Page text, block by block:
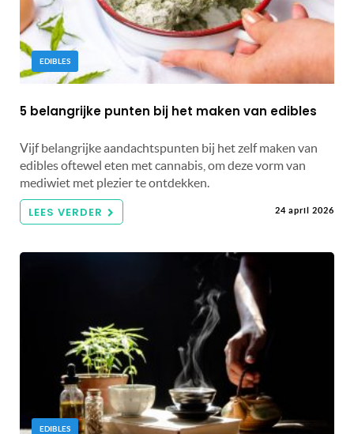
EDIBLES
5 belangrijke punten bij het maken van edibles
Vijf belangrijke aandachtspunten bij het zelf maken van
edibles oftewel eten met cannabis, om deze vorm van
mediwiet met plezier te ontdekken.
LEES VERDER 24 april 2026
EDIBLES